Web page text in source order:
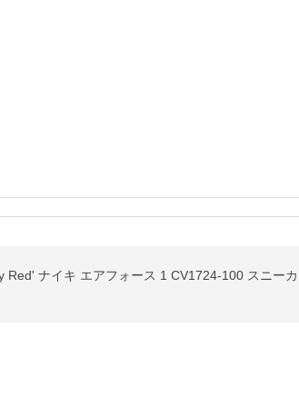
ナイキ エアフォース 1 CV1724-100 スニー